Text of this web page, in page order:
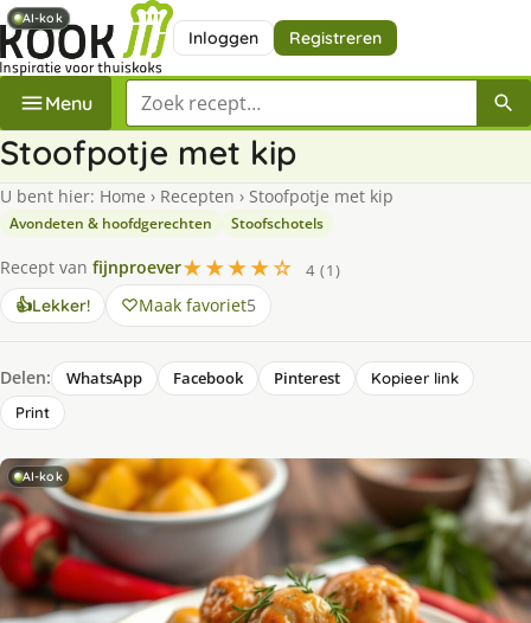
Inloggen Registreren
Menu Zoek een recept
Stoofpotje met kip
U bent hier: Home › Recepten › Stoofpotje met kip
Avondeten & hoofdgerechten Stoofschotels
Recept van fijnproever★★★★☆
4 (1)
👍Lekker! Maak favoriet5
Delen: WhatsApp Facebook Pinterest
Kopieer link
Print
AI-kok
AI-kok
AI-kok